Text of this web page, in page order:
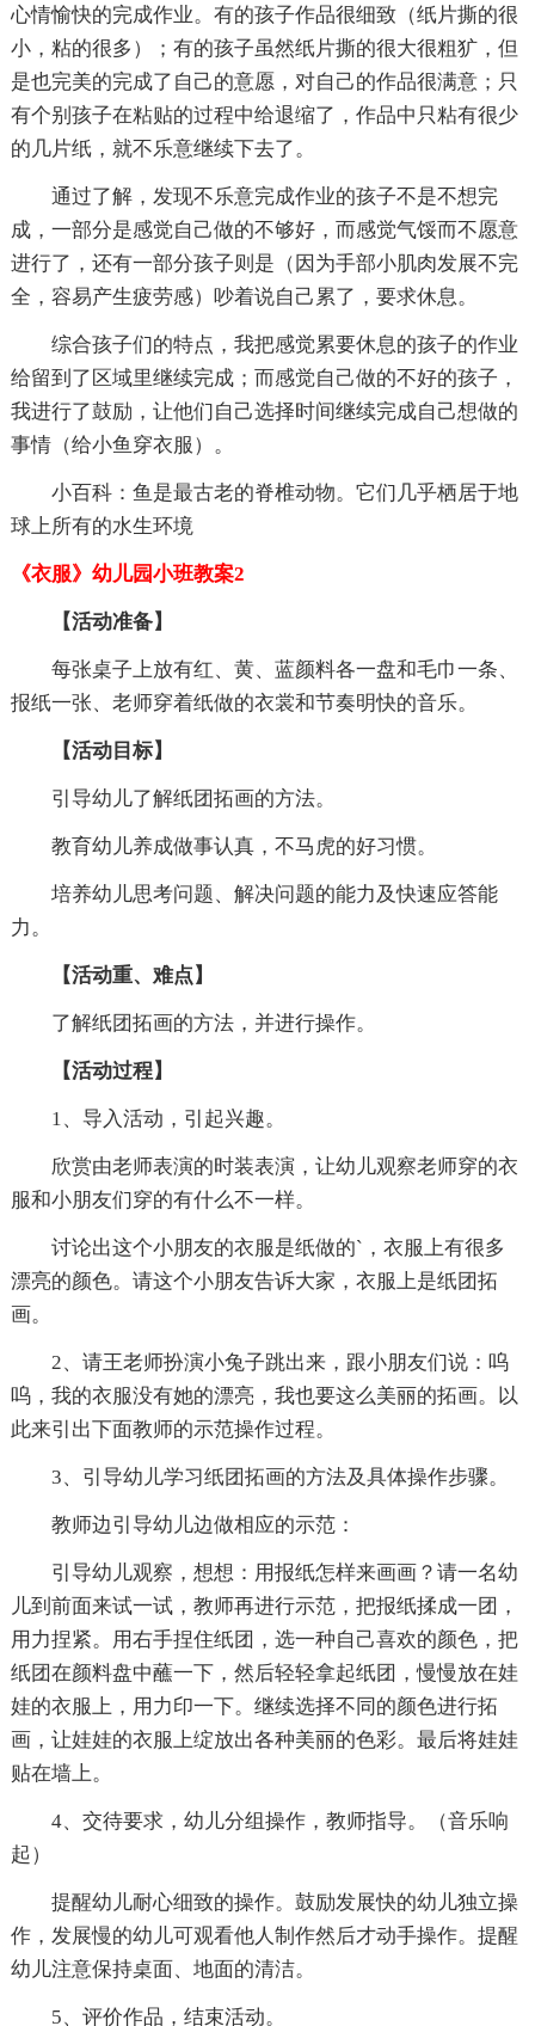
心情愉快的完成作业。有的孩子作品很细致（纸片撕的很
小，粘的很多）；有的孩子虽然纸片撕的很大很粗犷，但
是也完美的完成了自己的意愿，对自己的作品很满意；只
有个别孩子在粘贴的过程中给退缩了，作品中只粘有很少
的几片纸，就不乐意继续下去了。
通过了解，发现不乐意完成作业的孩子不是不想完
成，一部分是感觉自己做的不够好，而感觉气馁而不愿意
进行了，还有一部分孩子则是（因为手部小肌肉发展不完
全，容易产生疲劳感）吵着说自己累了，要求休息。
综合孩子们的特点，我把感觉累要休息的孩子的作业
给留到了区域里继续完成；而感觉自己做的不好的孩子，
我进行了鼓励，让他们自己选择时间继续完成自己想做的
事情（给小鱼穿衣服）。
小百科：鱼是最古老的脊椎动物。它们几乎栖居于地
球上所有的水生环境
《衣服》幼儿园小班教案2
【活动准备】
每张桌子上放有红、黄、蓝颜料各一盘和毛巾一条、
报纸一张、老师穿着纸做的衣裳和节奏明快的音乐。
【活动目标】
引导幼儿了解纸团拓画的方法。
教育幼儿养成做事认真，不马虎的好习惯。
培养幼儿思考问题、解决问题的能力及快速应答能
力。
【活动重、难点】
了解纸团拓画的方法，并进行操作。
【活动过程】
1、导入活动，引起兴趣。
欣赏由老师表演的时装表演，让幼儿观察老师穿的衣
服和小朋友们穿的有什么不一样。
讨论出这个小朋友的衣服是纸做的`，衣服上有很多
漂亮的颜色。请这个小朋友告诉大家，衣服上是纸团拓
画。
2、请王老师扮演小兔子跳出来，跟小朋友们说：呜
呜，我的衣服没有她的漂亮，我也要这么美丽的拓画。以
此来引出下面教师的示范操作过程。
3、引导幼儿学习纸团拓画的方法及具体操作步骤。
教师边引导幼儿边做相应的示范：
引导幼儿观察，想想：用报纸怎样来画画？请一名幼
儿到前面来试一试，教师再进行示范，把报纸揉成一团，
用力捏紧。用右手捏住纸团，选一种自己喜欢的颜色，把
纸团在颜料盘中蘸一下，然后轻轻拿起纸团，慢慢放在娃
娃的衣服上，用力印一下。继续选择不同的颜色进行拓
画，让娃娃的衣服上绽放出各种美丽的色彩。最后将娃娃
贴在墙上。
4、交待要求，幼儿分组操作，教师指导。（音乐响
起）
提醒幼儿耐心细致的操作。鼓励发展快的幼儿独立操
作，发展慢的幼儿可观看他人制作然后才动手操作。提醒
幼儿注意保持桌面、地面的清洁。
5、评价作品，结束活动。